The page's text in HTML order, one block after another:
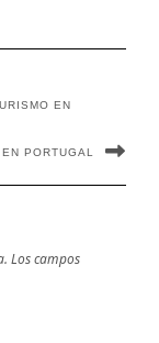
EN
PORTUGAL
Los campos